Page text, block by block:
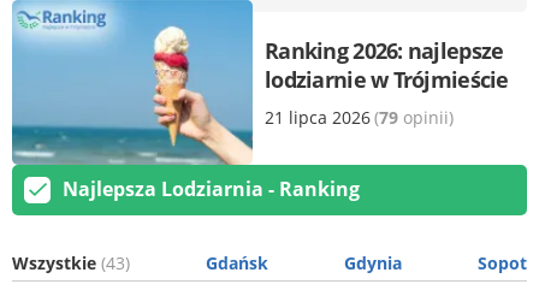
Ranking 2026: najlepsze
lodziarnie w Trójmieście
21 lipca 2026(79 opinii)
Najlepsza Lodziarnia - Ranking
Wszystkie (43) Gdańsk Gdynia Sopot